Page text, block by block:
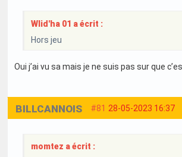
Wlid'ha 01 a écrit :
Hors jeu
Oui j’ai vu sa mais je ne suis pas sur que
#81 28-05-2023 16:37
BILLCANNOIS
momtez a écrit :